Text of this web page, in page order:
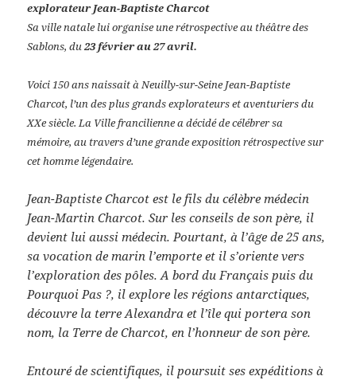
explorateur Jean-Baptiste Charcot
Sa ville natale lui organise une rétrospective au théâtre des
Sablons, du23 février au 27 avril.
Voici 150 ans naissait à Neuilly-sur-Seine Jean-Baptiste
Charcot, l’un des plus grands explorateurs et aventuriers du
XXe siècle. La Ville francilienne a décidé de célébrer sa
mémoire, au travers d’une grande exposition rétrospective sur
cet homme légendaire.
Jean-Baptiste Charcot est le fils du célèbre médecin
Jean-Martin Charcot. Sur les conseils de son père, il
devient lui aussi médecin. Pourtant, à l’âge de 25 ans,
sa vocation de marin l’emporte et il s’oriente vers
l’exploration des pôles. A bord du Français puis du
Pourquoi Pas ?, il explore les régions antarctiques,
découvre la terre Alexandra et l’île qui portera son
nom, la Terre de Charcot, en l’honneur de son père.
Entouré de scientifiques, il poursuit ses expéditions à